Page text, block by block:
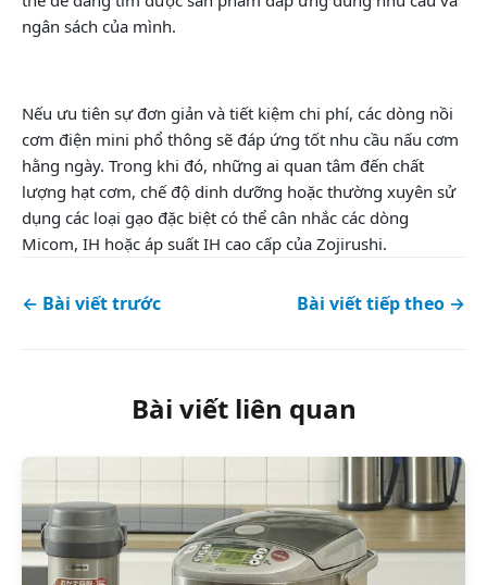
ngân sách của mình.
Nếu ưu tiên sự đơn giản và tiết kiệm chi phí, các dòng nồi
cơm điện mini phổ thông sẽ đáp ứng tốt nhu cầu nấu cơm
hằng ngày. Trong khi đó, những ai quan tâm đến chất
lượng hạt cơm, chế độ dinh dưỡng hoặc thường xuyên sử
dụng các loại gạo đặc biệt có thể cân nhắc các dòng
Micom, IH hoặc áp suất IH cao cấp của Zojirushi.
← Bài viết trước Bài viết tiếp theo →
Bài viết liên quan